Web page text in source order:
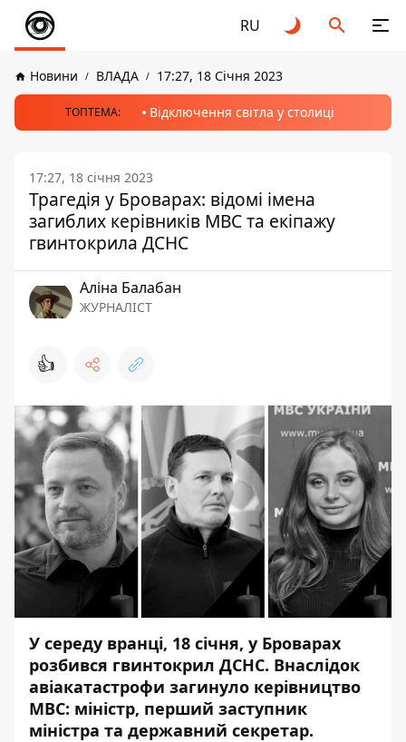
RU
Новини ВЛАДА 17:27, 18 Січня 2023
ТОПТЕМА: Відключення світла у столиці
17:27, 18 січня 2023
Трагедія у Броварах: відомі імена
загиблих керівників МВС та екіпажу
гвинтокрила ДСНС
Аліна Балабан
ЖУРНАЛІСТ
👍
У середу вранці, 18 січня, у Броварах
розбився гвинтокрил ДСНС. Внаслідок
авіакатастрофи загинуло керівництво
МВС: міністр, перший заступник
міністра та державний секретар.